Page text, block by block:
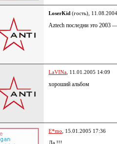
LoserKid (гость),
Aztech последни это 2003
LaVINa , 11.01.2005 14:09
хороший альбом
E*mo , 15.01.2005 17:36